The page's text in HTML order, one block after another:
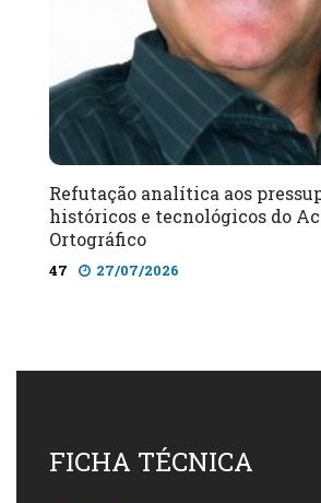
Refutação analítica aos
históricos e tecnológicos do
Ortográfico
47 27/07/2026
FICHA TÉCNICA